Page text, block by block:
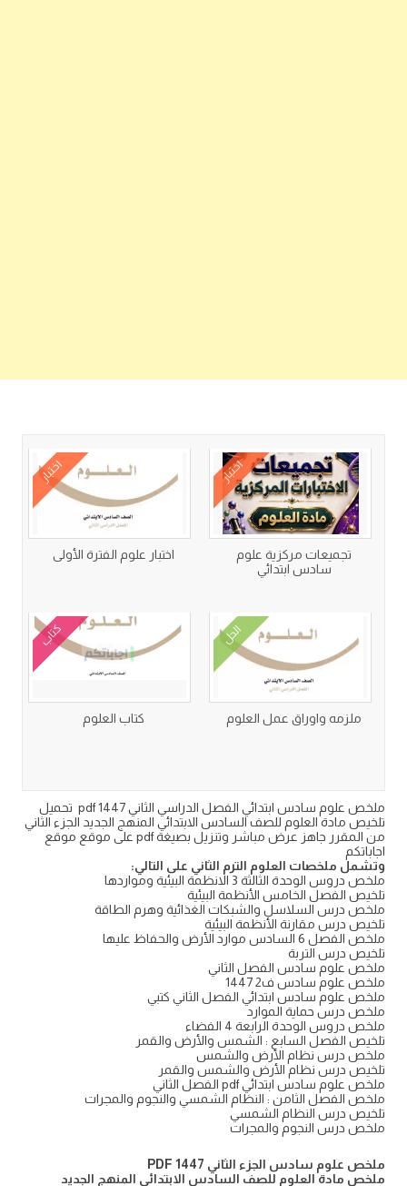
اختبار
تجميعات مركزية علوم
سادس ابتدائي
اختبار
اختبار علوم الفترة الأولى
الحل
ملزمه واوراق عمل العلوم
كتاب
كتاب العلوم
ملخص علوم سادس ابتدائي الفصل الدراسي الثاني 1447 pdf تحميل
تلخيص مادة العلوم للصف السادس الابتدائي المنهج الجديد الجزء الثاني
من المقرر جاهز عرض مباشر وتنزيل بصيغة pdf على موقع موقع
اجاباتكم
وتشمل ملخصات العلوم الترم الثاني على التالي:
ملخص دروس الوحدة الثالثة 3 الانظمة البيئية ومواردها
تلخيص الفصل الخامس الأنظمة البيئية
ملخص درس السلاسل والشبكات الغذائية وهرم الطاقة
تلخيص درس مقارنة الأنظمة البيئية
ملخص الفصل 6 السادس موارد الأرض والحفاظ عليها
تلخيص درس التربة
ملخص علوم سادس الفصل الثاني
ملخص علوم سادس ف2 1447
ملخص علوم سادس ابتدائي الفصل الثاني كتبي
ملخص درس حماية الموارد
ملخص دروس الوحدة الرابعة 4 الفضاء
تلخيص الفصل السابع : الشمس والأرض والقمر
ملخص درس نظام الأرض والشمس
تلخيص درس نظام الأرض والشمس والقمر
ملخص علوم سادس ابتدائي pdf الفصل الثاني
ملخص الفصل الثامن : النظام الشمسي والنجوم والمجرات
تلخيص درس النظام الشمسي
ملخص درس النجوم والمجرات
ملخص علوم سادس الجزء الثاني 1447 PDF
ملخص مادة العلوم للصف السادس الابتدائي المنهج الجديد